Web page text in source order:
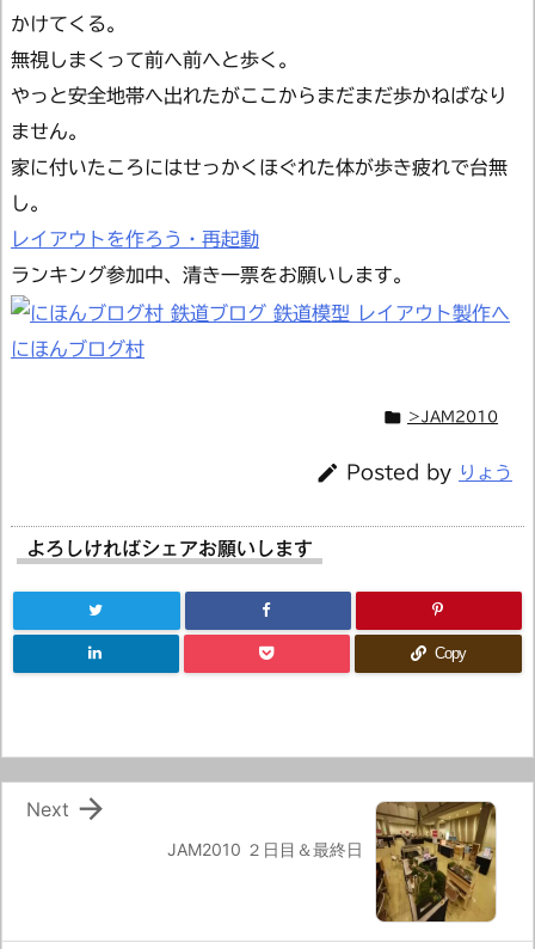
かけてくる。
無視しまくって前へ前へと歩く。
やっと安全地帯へ出れたがここからまだまだ歩かねばなり
ません。
家に付いたころにはせっかくほぐれた体が歩き疲れで台無
し。
レイアウトを作ろう・再起動
ランキング参加中、清き一票をお願いします。
にほんブログ村
 ＞JAM2010
 Posted by りょう
よろしければシェアお願いします
Copy
JAM2010 ２日目＆最終日

Next